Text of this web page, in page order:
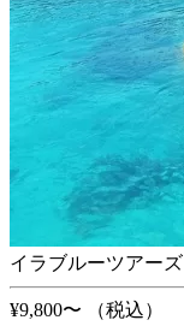
イラブルーツアーズ
¥9,800〜
（税込）